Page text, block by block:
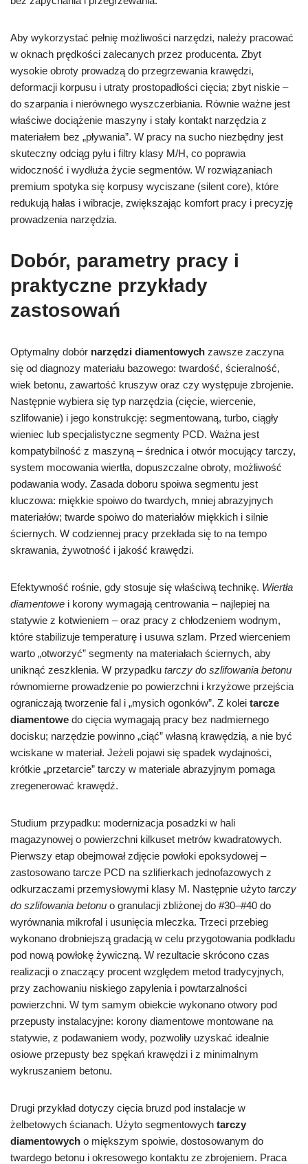
Aby wykorzystać pełnię możliwości narzędzi, należy pracować
w oknach prędkości zalecanych przez producenta. Zbyt
wysokie obroty prowadzą do przegrzewania krawędzi,
deformacji korpusu i utraty prostopadłości cięcia; zbyt niskie –
do szarpania i nierównego wyszczerbiania. Równie ważne jest
właściwe dociążenie maszyny i stały kontakt narzędzia z
materiałem bez „pływania”. W pracy na sucho niezbędny jest
skuteczny odciąg pyłu i filtry klasy M/H, co poprawia
widoczność i wydłuża życie segmentów. W rozwiązaniach
premium spotyka się korpusy wyciszane (silent core), które
redukują hałas i wibracje, zwiększając komfort pracy i precyzję
prowadzenia narzędzia.
Dobór, parametry pracy i
praktyczne przykłady
zastosowań
Optymalny dobór narzędzi diamentowych zawsze zaczyna
się od diagnozy materiału bazowego: twardość, ścieralność,
wiek betonu, zawartość kruszyw oraz czy występuje zbrojenie.
Następnie wybiera się typ narzędzia (cięcie, wiercenie,
szlifowanie) i jego konstrukcję: segmentowaną, turbo, ciągły
wieniec lub specjalistyczne segmenty PCD. Ważna jest
kompatybilność z maszyną – średnica i otwór mocujący tarczy,
system mocowania wiertła, dopuszczalne obroty, możliwość
podawania wody. Zasada doboru spoiwa segmentu jest
kluczowa: miękkie spoiwo do twardych, mniej abrazyjnych
materiałów; twarde spoiwo do materiałów miękkich i silnie
ściernych. W codziennej pracy przekłada się to na tempo
skrawania, żywotność i jakość krawędzi.
Efektywność rośnie, gdy stosuje się właściwą technikę. Wiertła
diamentowe i korony wymagają centrowania – najlepiej na
statywie z kotwieniem – oraz pracy z chłodzeniem wodnym,
które stabilizuje temperaturę i usuwa szlam. Przed wierceniem
warto „otworzyć” segmenty na materiałach ściernych, aby
uniknąć zeszklenia. W przypadku tarczy do szlifowania betonu
równomierne prowadzenie po powierzchni i krzyżowe przejścia
ograniczają tworzenie fal i „mysich ogonków”. Z kolei tarcze
diamentowe do cięcia wymagają pracy bez nadmiernego
docisku; narzędzie powinno „ciąć” własną krawędzią, a nie być
wciskane w materiał. Jeżeli pojawi się spadek wydajności,
krótkie „przetarcie” tarczy w materiale abrazyjnym pomaga
zregenerować krawędź.
Studium przypadku: modernizacja posadzki w hali
magazynowej o powierzchni kilkuset metrów kwadratowych.
Pierwszy etap obejmował zdjęcie powłoki epoksydowej –
zastosowano tarcze PCD na szlifierkach jednofazowych z
odkurzaczami przemysłowymi klasy M. Następnie użyto tarczy
do szlifowania betonu o granulacji zbliżonej do #30–#40 do
wyrównania mikrofal i usunięcia mleczka. Trzeci przebieg
wykonano drobniejszą gradacją w celu przygotowania podkładu
pod nową powłokę żywiczną. W rezultacie skrócono czas
realizacji o znaczący procent względem metod tradycyjnych,
przy zachowaniu niskiego zapylenia i powtarzalności
powierzchni. W tym samym obiekcie wykonano otwory pod
przepusty instalacyjne: korony diamentowe montowane na
statywie, z podawaniem wody, pozwoliły uzyskać idealnie
osiowe przepusty bez spękań krawędzi i z minimalnym
wykruszaniem betonu.
Drugi przykład dotyczy cięcia bruzd pod instalacje w
żelbetowych ścianach. Użyto segmentowych tarczy
diamentowych o miększym spoiwie, dostosowanym do
twardego betonu i okresowego kontaktu ze zbrojeniem. Praca